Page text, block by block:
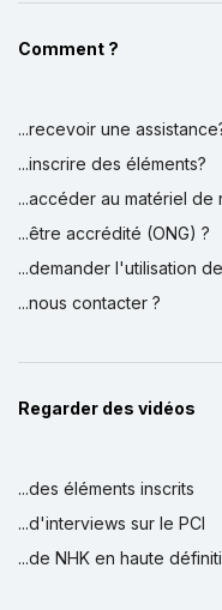
Comment ?
...recevoir une
...inscrire des éléments?
...accéder au matériel
...être accrédité (ONG) ?
...demander l'utilisation
...nous contacter ?
Regarder des vidéos
...des éléments inscrits
...d'interviews sur le PCI
...de NHK en haute